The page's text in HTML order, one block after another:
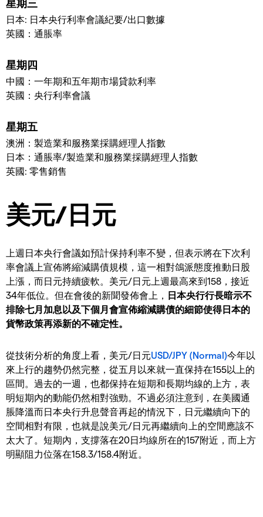
星期三
日本: 日本央行利率會議紀要/出口數據
英國：通脹率
星期四
中國：一年期和五年期市場貸款利率
英國：央行利率會議
星期五
澳洲：製造業和服務業採購經理人指數
日本：通脹率/製造業和服務業採購經理人指數
英國: 零售銷售
美元/日元
上週日本央行會議如預計保持利率不變，但表示將在下次利
率會議上宣佈將縮減購債規模，這一相對鴿派態度推動日股
上漲，而日元持續疲軟。美元/日元上週最高來到158，接近
34年低位。但在會後的新聞發佈會上， 日本央行行長暗示不
排除七月加息以及下個月會宣佈縮減購債的細節使得日本的
貨幣政策再添新的不確定性。
從技術分析的角度上看，美元/日元USD/JPY (Normal)今年以
來上行的趨勢仍然完整，從五月以來就一直保持在155以上的
區間。過去的一週，也都保持在短期和長期均線的上方，表
明短期內的動能仍然相對強勁。不過必須注意到，在美國通
脹降溫而日本央行升息聲音再起的情況下，日元繼續向下的
空間相對有限，也就是說美元/日元再繼續向上的空間應該不
太大了。短期內，支撐落在20日均線所在的157附近，而上方
明顯阻力位落在158.3/158.4附近。